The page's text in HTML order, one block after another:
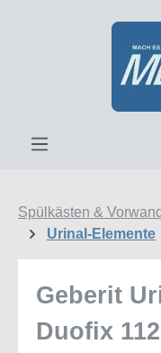
Zum Hauptinhalt
Spülkästen &
Urinal-Elemente
Geberit
Duofix